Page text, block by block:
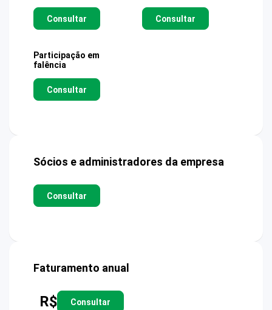
Consultar Consultar
Participação em
falência
Consultar
Sócios e administradores da empresa
Consultar
Faturamento anual
R$ Consultar